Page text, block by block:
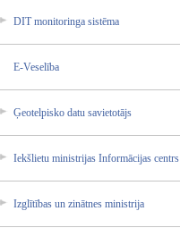
DIT monitor­inga sistēma
E-Vesel­ība
Ģeotelp­isko datu savieto­tājs
Iekšlie­tu ministr­ijas Informā­cijas centrs
Izglītī­bas un zinātne­s ministr­ija